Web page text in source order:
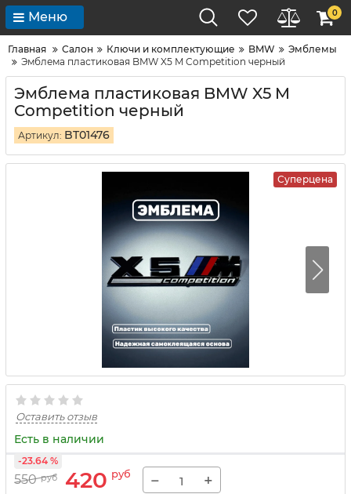
Меню 0
Главная Салон Ключи и комплектующие BMW
Эмблемы
Эмблема пластиковая BMW X5 M Competition черный
Эмблема пластиковая BMW X5 M
Competition черный
Артикул: BT01476
Суперцена
Оставить отзыв
Есть в наличии
550 руб 420 руб
-23.64 %
− +